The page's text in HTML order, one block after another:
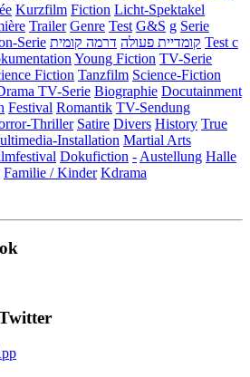
Kurzfilm Fiction Licht-Spektakel
Trailer Genre Test G&S g Serie
Serie קומדיית פעולה דרמה קומית
Test c
Young Fiction TV-Serie
Fiction Tanzfilm Science-Fiction
TV-Serie Biographie Docutainment
Festival Romantik TV-Sendung
Thriller Satire Divers History True
Installation Martial Arts
Dokufiction - Austellung Halle
Familie / Kinder Kdrama